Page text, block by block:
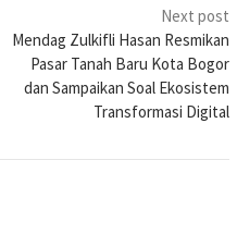
Next post
Mendag Zulkifli Hasan Resmikan
Pasar Tanah Baru Kota Bogor
dan Sampaikan Soal Ekosistem
Transformasi Digital